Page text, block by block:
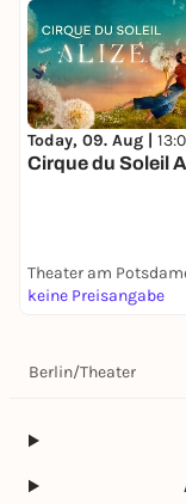
Today, 09. Aug |
Cirque du Soleil
Theater am
keine Preisangabe
Berlin/Theater